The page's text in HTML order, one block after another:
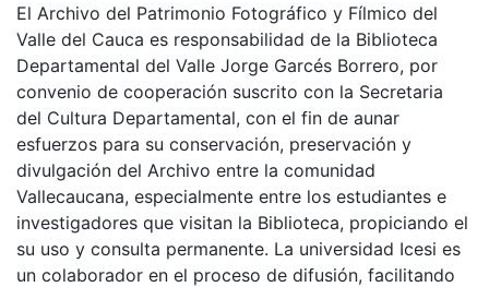
El Archivo del Patrimonio Fotográfico y Fílmico del
Valle del Cauca es responsabilidad de la Biblioteca
Departamental del Valle Jorge Garcés Borrero, por
convenio de cooperación suscrito con la Secretaria
del Cultura Departamental, con el fin de aunar
esfuerzos para su conservación, preservación y
divulgación del Archivo entre la comunidad
Vallecaucana, especialmente entre los estudiantes e
investigadores que visitan la Biblioteca, propiciando el
su uso y consulta permanente. La universidad Icesi es
un colaborador en el proceso de difusión, facilitando